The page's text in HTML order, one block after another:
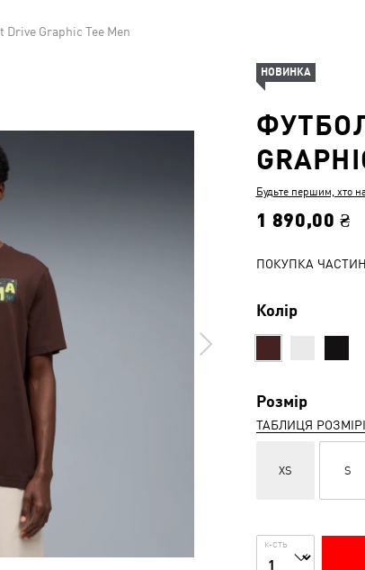
Drive Graphic Tee Men
Будьте першим, хто
1 890,00 ₴
ПОКУПКА
Колір
Розмір
ТАБЛИЦЯ
XS S
К-СТЬ
НОВИНКА